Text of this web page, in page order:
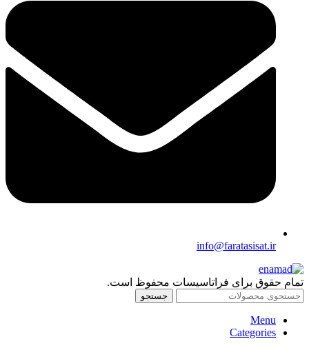
info@faratasisat.ir
تمام حقوق برای فراتاسیسات محفوظ است.
جستجو
Menu
Categories